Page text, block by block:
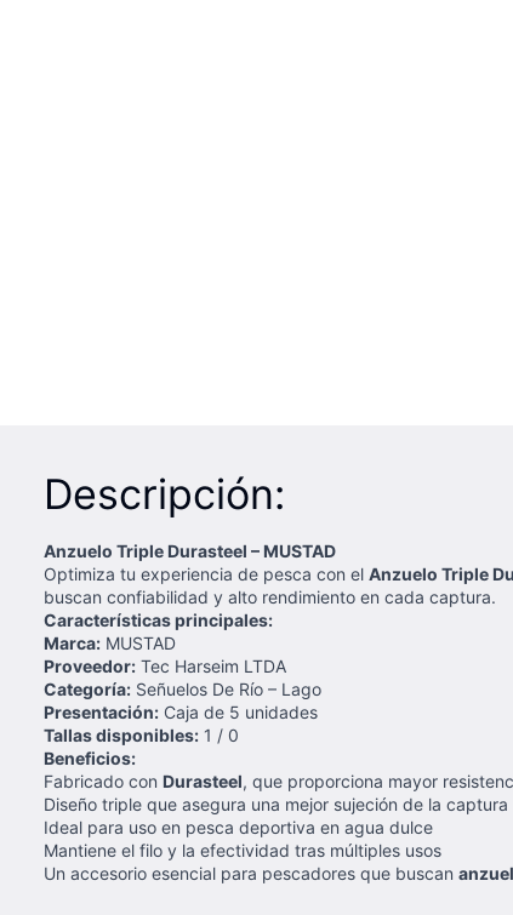
Descripción:
Anzuelo Triple Durasteel – MUSTAD
Optimiza tu experiencia de pesca con el Anzuelo Triple
buscan confiabilidad y alto rendimiento en cada captura.
Características principales:
Marca: MUSTAD
Proveedor: Tec Harseim LTDA
Categoría: Señuelos De Río – Lago
Presentación: Caja de 5 unidades
Tallas disponibles: 1 / 0
Beneficios:
Fabricado con Durasteel, que proporciona mayor
Diseño triple que asegura una mejor sujeción de la captura
Ideal para uso en pesca deportiva en agua dulce
Mantiene el filo y la efectividad tras múltiples usos
Un accesorio esencial para pescadores que buscan